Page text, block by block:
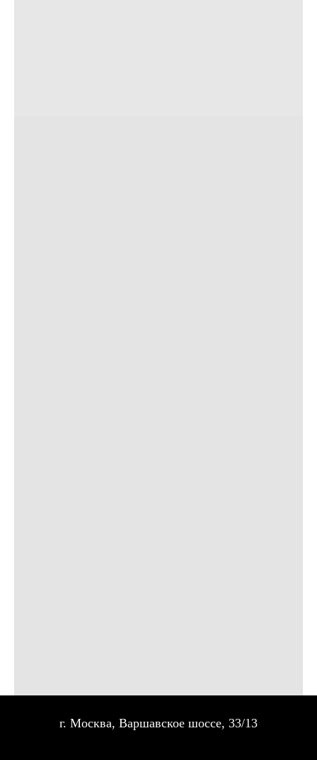
г. Москва, Варшавское шоссе, 33/13